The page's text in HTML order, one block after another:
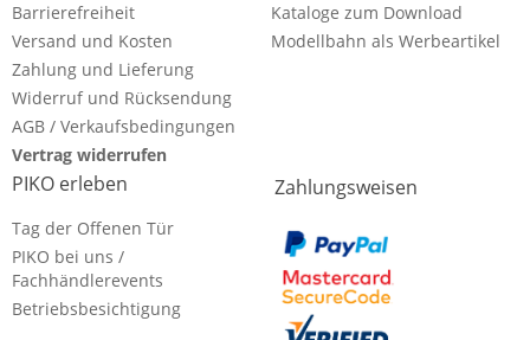
Barrierefreiheit
Versand und Kosten
Zahlung und Lieferung
Widerruf und Rücksendung
AGB / Verkaufsbedingungen
Vertrag widerrufen
Kataloge zum Download
Modellbahn als Werbeartikel
PIKO erleben
Tag der Offenen Tür
PIKO bei uns /
Fachhändlerevents
Betriebsbesichtigung
Zahlungsweisen